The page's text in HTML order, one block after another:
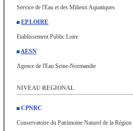
Service de l'Eau et des Milieux Aquatiques
EP LOIRE
Etablissement Public Loire
AESN
Agence de l'Eau Seine-Normandie
NIVEAU REGIONAL
CPNRC
Conservatoire du Patrimoine Naturel de la Région